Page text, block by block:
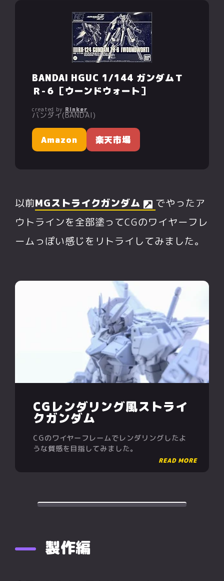
BANDAI HGUC 1/144 ガンダムＴ
Ｒ-６［ウーンドウォート］
created by Rinker
バンダイ(BANDAI)
Amazon 楽天市場
以前MGストライクガンダム
でやったア
ウトラインを全部塗ってCGのワイヤーフレ
ームっぽい感じをリトライしてみました。
CGレンダリング風ストライ
クガンダム
CGのワイヤーフレームでレンダリングしたよ
うな質感を目指してみました。
製作編